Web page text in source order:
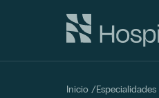
Inicio /Especialidades